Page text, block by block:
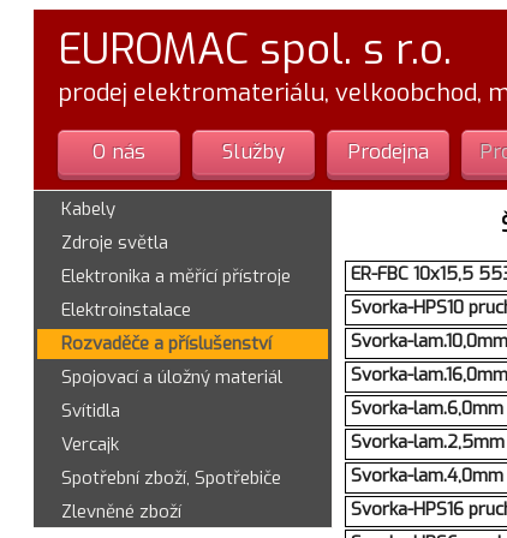
EUROMAC spol. s r.o.
prodej elektromateriálu, velkoobchod,
O nás Služby Prodejna
Kabely
Zdroje světla
Elektronika a měřící přístroje
Elektroinstalace
Rozvaděče a příslušenství
Spojovací a úložný materiál
Svítidla
Vercajk
Spotřební zboží, Spotřebiče
Zlevněné zboží
ER-FBC 10x15,5
Svorka-HPS10
Svorka-
Svorka-
Svorka-
Svorka-
Svorka-
Svorka-HPS16